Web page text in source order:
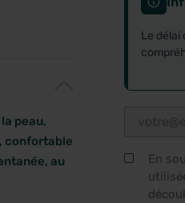
Le délai
En
peau,
confortable
au